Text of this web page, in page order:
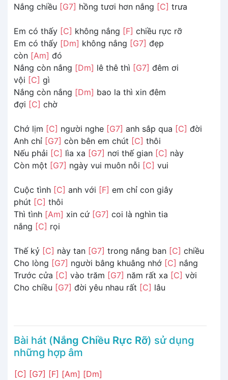
Nắng chiều [G7] hồng tươi hơn nắng [C] trưa
Em có thấy [C] không nắng [F] chiều rực rỡ
Em có thấy [Dm] không nắng [G7] đẹp
còn [Am] đó
Nắng còn nắng [Dm] lê thê thì [G7] đêm ơi
vội [C] gì
Nắng còn nắng [Dm] bao la thì xin đêm
đợi [C] chờ
Chớ lịm [C] người nghe [G7] anh sắp qua [C] đời
Anh chỉ [G7] còn bên em chút [C] thôi
Nếu phải [C] lìa xa [G7] nơi thế gian [C] này
Còn một [G7] ngày vui muôn nỗi [C] vui
Cuộc tình [C] anh với [F] em chỉ con giây
phút [C] thôi
Thì tình [Am] xin cứ [G7] coi là nghìn tia
nắng [C] rọi
Thế kỷ [C] này tan [G7] trong nắng ban [C] chiều
Cho lòng [G7] người bâng khuâng nhớ [C] nắng
Trước cửa [C] vào trăm [G7] năm rất xa [C] vời
Cho chiều [G7] đời yêu nhau rất [C] lâu
Bài hát (Nắng Chiều Rực Rỡ) sử dụng
những hợp âm
[C] [G7] [F] [Am] [Dm]